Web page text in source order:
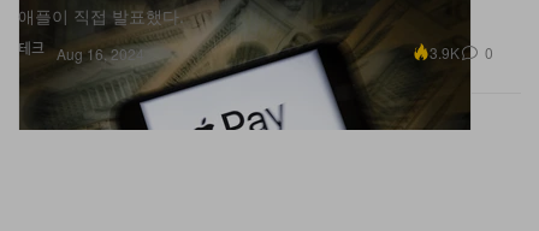
테크
애플이 직접 발표했다.
Aug 16, 2024 3.9K 0